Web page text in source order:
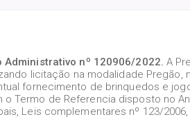
Administrativo nº 120906/2022. A
licitação na modalidade Pregão,
fornecimento de brinquedos e
Termo de Referencia disposto no
Leis complementares nº 123/